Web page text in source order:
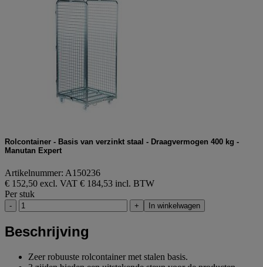
Rolcontainer - Basis van verzinkt staal - Draagvermogen 400 kg -
Manutan Expert
Artikelnummer: A150236
€ 152,50 excl. VAT € 184,53 incl. BTW
Per stuk
- + In winkelwagen
Beschrijving
Zeer robuuste rolcontainer met stalen basis.